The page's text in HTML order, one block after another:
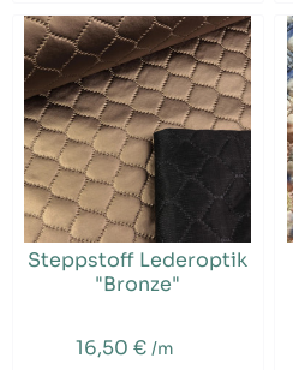
Steppstoff Lederoptik
"Bronze"
16,50 € /m